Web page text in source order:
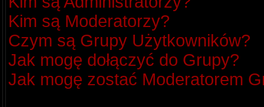
Kim są Moderatorzy?
Czym są Grupy Użytkowników?
Jak mogę dołączyć do Grupy?
Jak mogę zostać Moderatorem